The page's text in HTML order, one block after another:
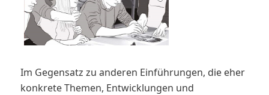
Im Gegensatz zu anderen Einführungen, die eher
konkrete Themen, Entwicklungen und